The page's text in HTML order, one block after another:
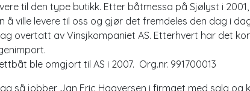
til den type butikk. Etter båtmessa på Sjølyst i
å ville levere til oss og gjør det fremdeles den dag i
overtatt av Vinsjkompaniet AS. Etterhvert har det
ble omgjort til AS i 2007. Org.nr. 991700013
så jobber Jan Eric Haaversen i firmaet med salg